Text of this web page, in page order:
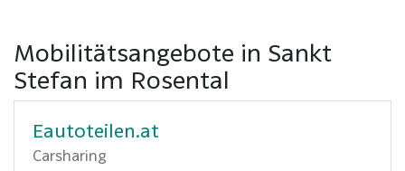
Mobilitätsangebote in Sankt
Stefan im Rosental
Eautoteilen.at
Carsharing